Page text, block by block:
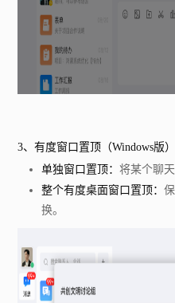
3、有度窗口置顶（Windows版
单独窗口置顶：将某个聊
整个有度桌面窗口置顶：
换。